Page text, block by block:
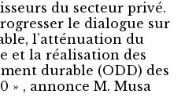
du secteur privé.
le dialogue sur
l’atténuation du
et la réalisation des
durable (ODD) des
» , annonce M. Musa